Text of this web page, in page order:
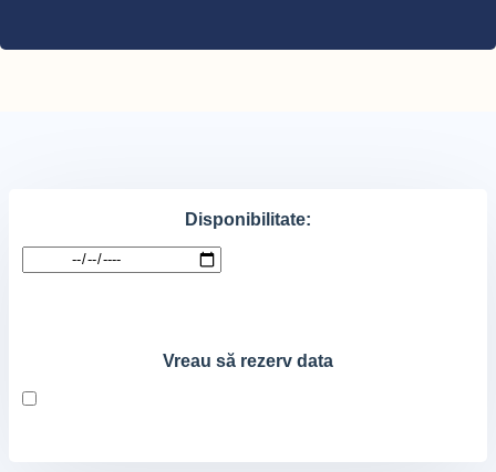
Disponibilitate:
Vreau să rezerv data